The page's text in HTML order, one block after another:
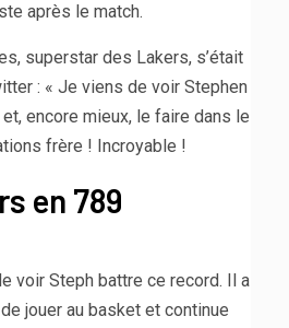
après le match.
superstar des Lakers, s’était
: « Je viens de voir Stephen
encore mieux, le faire dans le
frère ! Incroyable !
en 789
voir Steph battre ce record. Il a
jouer au basket et continue